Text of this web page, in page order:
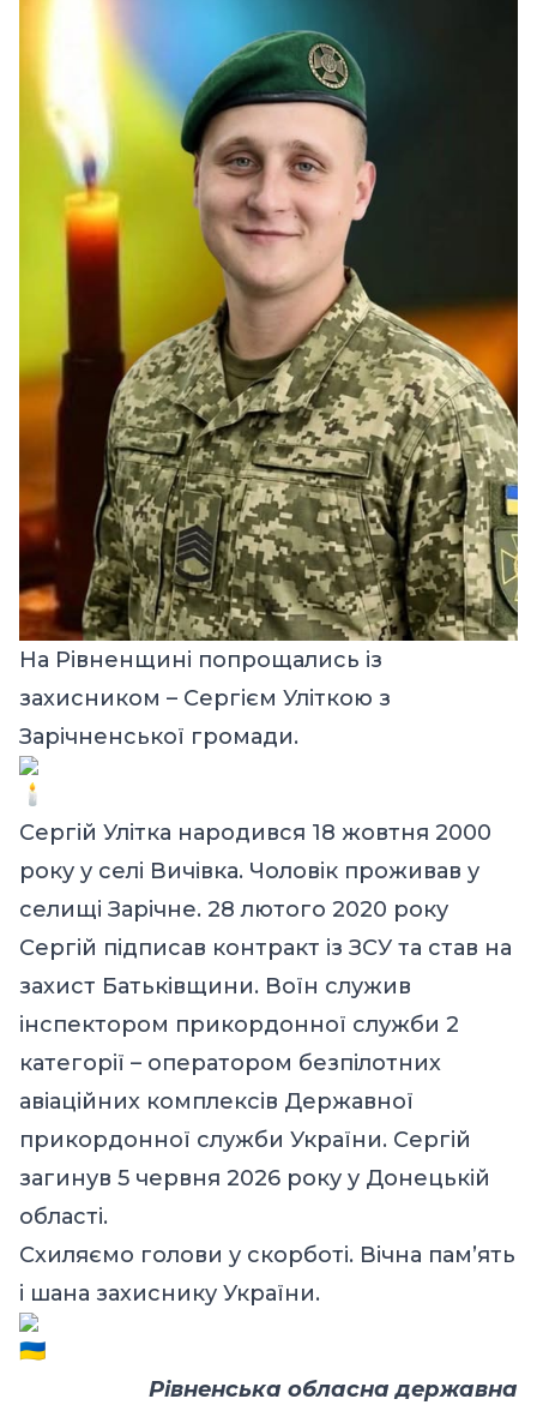
На Рівненщині попрощались із
захисником – Сергієм Уліткою з
Зарічненської громади.
Сергій Улітка народився 18 жовтня 2000
року у селі Вичівка. Чоловік проживав у
селищі Зарічне. 28 лютого 2020 року
Сергій підписав контракт із ЗСУ та став на
захист Батьківщини. Воїн служив
інспектором прикордонної служби 2
категорії – оператором безпілотних
авіаційних комплексів Державної
прикордонної служби України. Сергій
загинув 5 червня 2026 року у Донецькій
області.
Схиляємо голови у скорботі. Вічна пам’ять
і шана захиснику України.
Рівненська обласна державна